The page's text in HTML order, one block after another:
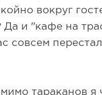
вокруг
Да и "кафе на
совсем
тараканов я